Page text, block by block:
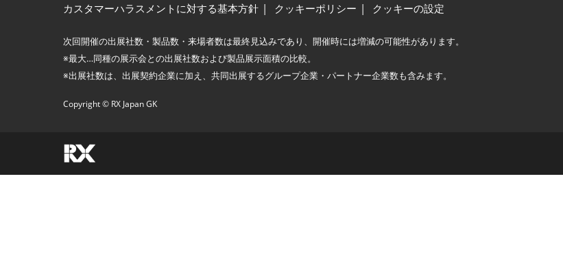
カスタマーハラスメントに対する基本方針
クッキーポリシー クッキーの設定
次回開催の出展社数・製品数・来場者数は最終見込みであり、開催時には増減の可能性があります。
※最大…同種の展示会との出展社数および製品展示面積の比較。
※出展社数は、出展契約企業に加え、共同出展するグループ企業・パートナー企業数も含みます。
Copyright © RX Japan GK